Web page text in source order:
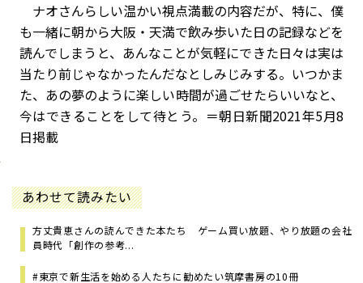
ナオさんらしい温かい視点満載の内容だが、特に、僕
も一緒に朝から大阪・天満で飲み歩いた日の記録などを
読んでしまうと、あんなことが気軽にできた日々は実は
当たり前じゃなかったんだなとしみじみする。いつかま
た、あの夢のように楽しい時間が過ごせたらいいなと、
今はできることをして待とう。＝朝日新聞2021年5月8
日掲載
あわせて読みたい
方丈貴恵さんの読んできた本たち ゲーム買い放題、やり放題の会社
員時代「創作の参考...
#東京で新生活を始める人たちに勧めたい筑摩書房の10冊